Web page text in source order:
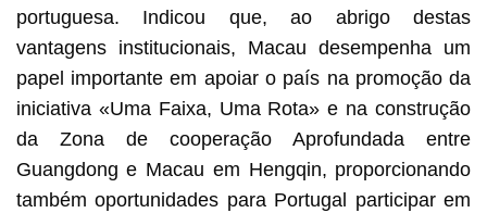
portuguesa. Indicou que, ao abrigo destas
vantagens institucionais, Macau desempenha um
papel importante em apoiar o país na promoção da
iniciativa «Uma Faixa, Uma Rota» e na construção
da Zona de cooperação Aprofundada entre
Guangdong e Macau em Hengqin, proporcionando
também oportunidades para Portugal participar em